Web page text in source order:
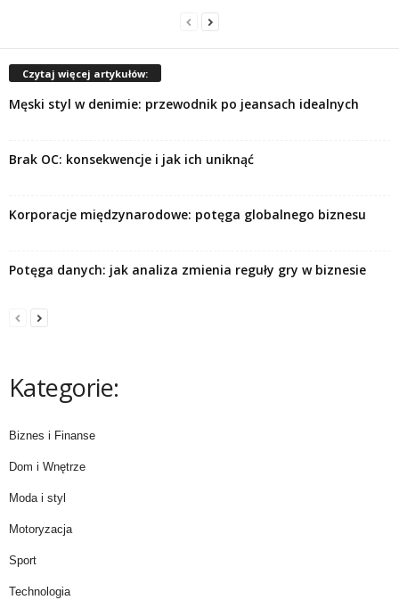
Czytaj więcej artykułów:
Męski styl w denimie: przewodnik po jeansach idealnych
Brak OC: konsekwencje i jak ich uniknąć
Korporacje międzynarodowe: potęga globalnego biznesu
Potęga danych: jak analiza zmienia reguły gry w biznesie
Kategorie:
Biznes i Finanse
Dom i Wnętrze
Moda i styl
Motoryzacja
Sport
Technologia